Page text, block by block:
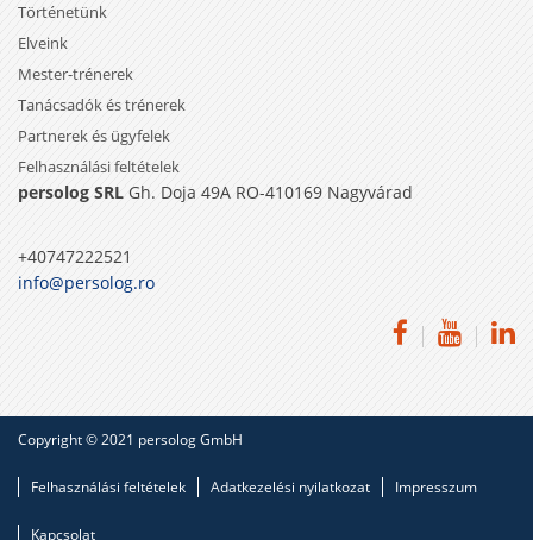
Történetünk
Elveink
Mester-trénerek
Tanácsadók és trénerek
Partnerek és ügyfelek
Felhasználási feltételek
persolog SRL Gh. Doja 49A RO-410169 Nagyvárad
+40747222521
info@persolog.ro
Copyright © 2021 persolog GmbH
Felhasználási feltételek Adatkezelési nyilatkozat Impresszum
Kapcsolat